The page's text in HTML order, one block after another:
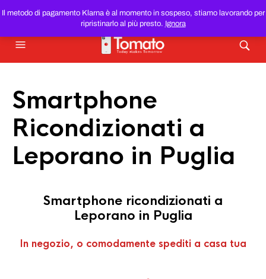
Il metodo di pagamento Klarna è al momento in sospeso, stiamo lavorando per
ripristinarlo al più presto. Ignora
SMARTPHONE E TABLET RICONDIZIONATIAL MIGLIOR
PREZZO DEL WEB!
Smartphone
Ricondizionati a
Leporano in Puglia
Smartphone ricondizionati a
Leporano in Puglia
In negozio, o comodamente spediti a casa tua